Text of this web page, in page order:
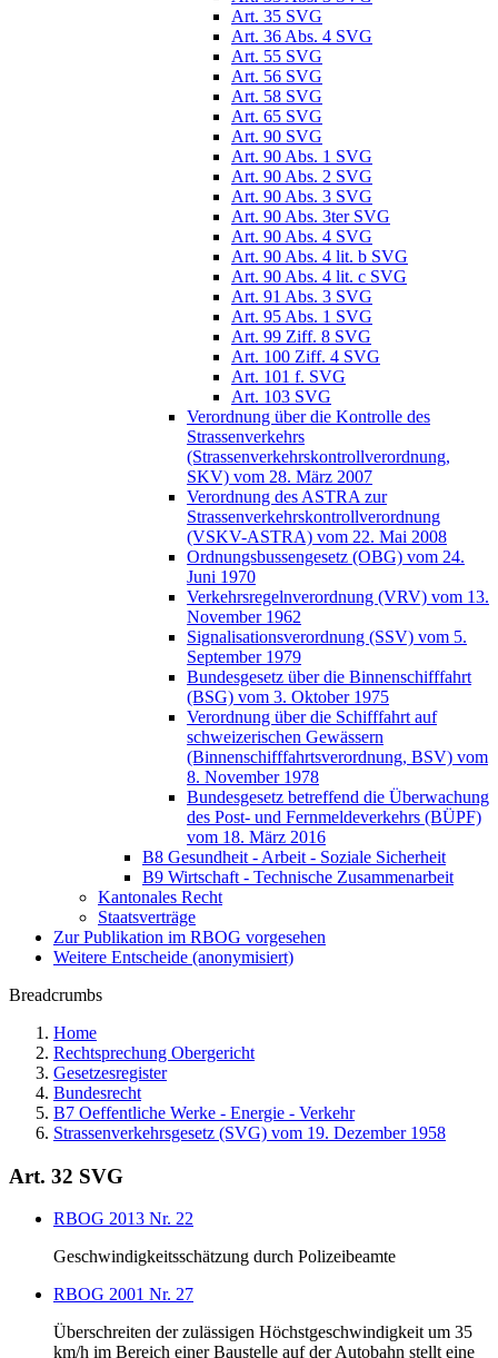
Art. 35 SVG
Art. 36 Abs. 4 SVG
Art. 55 SVG
Art. 56 SVG
Art. 58 SVG
Art. 65 SVG
Art. 90 SVG
Art. 90 Abs. 1 SVG
Art. 90 Abs. 2 SVG
Art. 90 Abs. 3 SVG
Art. 90 Abs. 3ter SVG
Art. 90 Abs. 4 SVG
Art. 90 Abs. 4 lit. b SVG
Art. 90 Abs. 4 lit. c SVG
Art. 91 Abs. 3 SVG
Art. 95 Abs. 1 SVG
Art. 99 Ziff. 8 SVG
Art. 100 Ziff. 4 SVG
Art. 101 f. SVG
Art. 103 SVG
Verordnung über die Kontrolle des
Strassenverkehrs
(Strassenverkehrskontrollverordnung,
SKV) vom 28. März 2007
Verordnung des ASTRA zur
Strassenverkehrskontrollverordnung
(VSKV-ASTRA) vom 22. Mai 2008
Ordnungsbussengesetz (OBG) vom 24.
Juni 1970
Verkehrsregelnverordnung (VRV) vom 13.
November 1962
Signalisationsverordnung (SSV) vom 5.
September 1979
Bundesgesetz über die Binnenschifffahrt
(BSG) vom 3. Oktober 1975
Verordnung über die Schifffahrt auf
schweizerischen Gewässern
(Binnenschifffahrtsverordnung, BSV) vom
8. November 1978
Bundesgesetz betreffend die Überwachung
des Post- und Fernmeldeverkehrs (BÜPF)
vom 18. März 2016
B8 Gesundheit - Arbeit - Soziale Sicherheit
B9 Wirtschaft - Technische Zusammenarbeit
Kantonales Recht
Staatsverträge
Zur Publikation im RBOG vorgesehen
Weitere Entscheide (anonymisiert)
Breadcrumbs
Home
Rechtsprechung Obergericht
Gesetzesregister
Bundesrecht
B7 Oeffentliche Werke - Energie - Verkehr
Strassenverkehrsgesetz (SVG) vom 19. Dezember 1958
Art. 32 SVG
RBOG 2013 Nr. 22
Geschwindigkeitsschätzung durch Polizeibeamte
RBOG 2001 Nr. 27
Überschreiten der zulässigen Höchstgeschwindigkeit um 35
km/h im Bereich einer Baustelle auf der Autobahn stellt eine